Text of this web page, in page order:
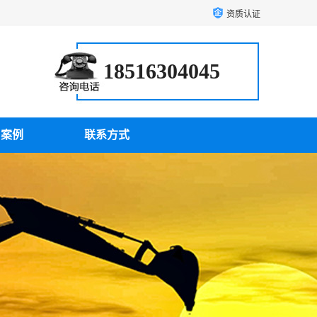
资质认证
18516304045
例 联系方式